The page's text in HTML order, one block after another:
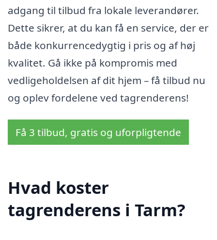
adgang til tilbud fra lokale leverandører.
Dette sikrer, at du kan få en service, der er
både konkurrencedygtig i pris og af høj
kvalitet. Gå ikke på kompromis med
vedligeholdelsen af dit hjem – få tilbud nu
og oplev fordelene ved tagrenderens!
Få 3 tilbud, gratis og uforpligtende
Hvad koster
tagrenderens i Tarm?